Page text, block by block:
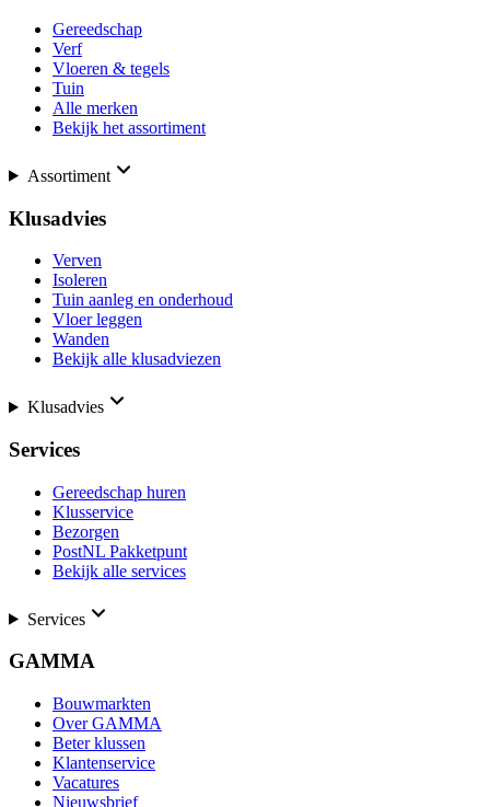
Gereedschap
Verf
Vloeren & tegels
Tuin
Alle merken
Bekijk het assortiment
Assortiment
Klusadvies
Verven
Isoleren
Tuin aanleg en onderhoud
Vloer leggen
Wanden
Bekijk alle klusadviezen
Klusadvies
Services
Gereedschap huren
Klusservice
Bezorgen
PostNL Pakketpunt
Bekijk alle services
Services
GAMMA
Bouwmarkten
Over GAMMA
Beter klussen
Klantenservice
Vacatures
Nieuwsbrief